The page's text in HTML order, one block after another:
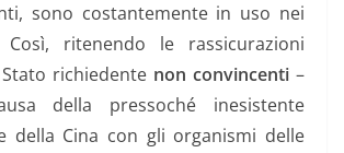
sono costantemente in uso nei
Così, ritenendo le rassicurazioni
richiedente non convincenti –
della pressoché inesistente
della Cina con gli organismi delle